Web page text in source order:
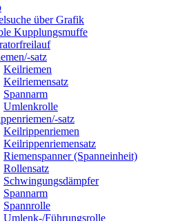
über Grafik
Kupplungsmuffe
satz
Keilriemen
Keilriemensatz
Spannarm
Umlenkrolle
satz
Keilrippenriemen
Keilrippenriemensatz
Riemenspanner (Spanneinheit)
Rollensatz
Schwingungsdämpfer
Spannarm
Spannrolle
Umlenk-/Führungsrolle